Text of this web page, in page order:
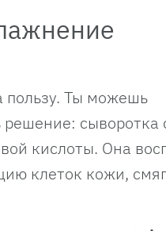
пользу. Ты можешь
сыворотка
кислоты. Она
клеток кожи,